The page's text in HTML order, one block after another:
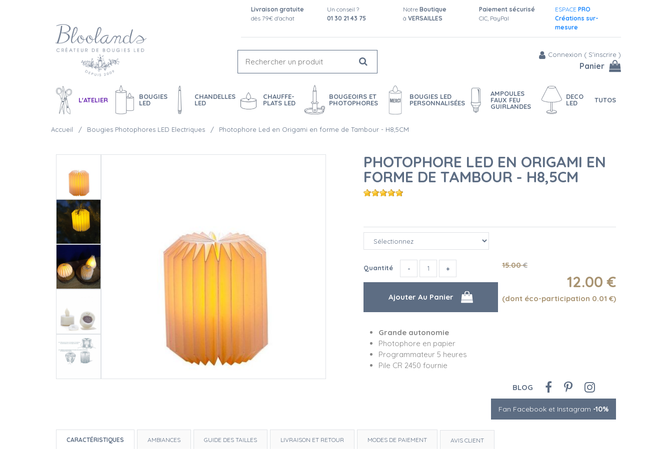
Livraison gratuite
dès 79€ d'achat
Un conseil ?
01 30 21 43 75
Notre Boutique
à VERSAILLES
Paiement sécurisé
CIC, PayPal
ESPACE PRO
Créations sur-
mesure
Connexion ( S'inscrire )
Panier
L'ATELIER
BOUGIES
LED
CHANDELLES
LED
CHAUFFE-
PLATS LED
BOUGEOIRS ET
PHOTOPHORES
BOUGIES LED
PERSONNALISÉES
AMPOULES
FAUX FEU
GUIRLANDES
DECO
LED
TUTOS
Accueil Bougies Photophores LED Electriques Photophore Led en Origami en forme de Tambour - H8,5CM
PHOTOPHORE LED EN ORIGAMI EN
FORME DE TAMBOUR - H8,5CM
15.00 €
12.00 €
(dont éco-participation 0.01 €)
Quantité
Grande autonomie
Photophore en papier
Programmateur 5 heures
Pile CR 2450 fournie
BLOG
Fan Facebook et Instagram -10%
CARACTÉRISTIQUES AMBIANCES GUIDE DES TAILLES LIVRAISON ET RETOUR MODES DE PAIEMENT AVIS CLIENT